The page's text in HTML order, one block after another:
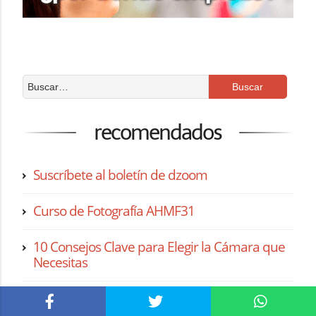
recomendados
Suscríbete al boletín de dzoom
Curso de Fotografía AHMF31
10 Consejos Clave para Elegir la Cámara que
Necesitas
El Más Completo Listado de Programas para